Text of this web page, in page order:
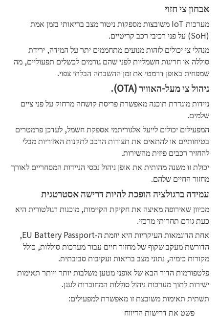
אבחון צי חזוי
מערכות IoT משובצות מספקות ניטור מצב בריאותי בזמן אמת
(SoH) על פני רכיבי רכב קריטיים.
מנהלי צי יכולים לזהות מנועים מתחממים יתר על המידה, ירידת
סוללה או חריגות חשמליות לפני שהם גורמים לכשלים תפעוליים, מה
שמפחית באופן דרמטי את זמן ההשבתה הבלתי צפוי.
ניהול צי מעל-האוויר (OTA).
ניידות מוגדרת תוכנה מאפשרת פריסת קושחה מרחוק על פני ציים
שלמים.
המפעילים יכולים לייעל אלגוריתמי אספקת חשמל, לעדכן פרמטרים
בטיחותיים או להתאים את תצורות הרכב לתקנות האזוריות מבלי
להחזיר רכבים פיזית מהשירות.
יכולת זו משנה מהותית את אופן ניהול נכסי הניידות המסחריים לאורך
מחזור החיים שלהם.
עמידה ברגולציה הופכת להיות דרישה אסטרטגית
מכיוון שאירופה מאיצה את חקיקת הקיימות, מוכנות רגולטורית היא
כעת גורם תחרותי מרכזי.
אחת הדוגמאות העיקריות היא יוזמת ה-EU Battery Passport,
הדורשת מעקב שקוף של מחזור חיים עבור מערכות סוללות, כולל
מקורות כימיה, נתוני מצב בריאות ועקיבות סביבתית.
פלטפורמות הדור הבא של אופני מטען משלבות יותר ויותר תאימות
ישירות לתוך מערכות ניהול סוללות המחוברות לענן.
תשתית תאימות משובצת זו מאפשרת למפעילים:
פשט את דרישות הדיווח